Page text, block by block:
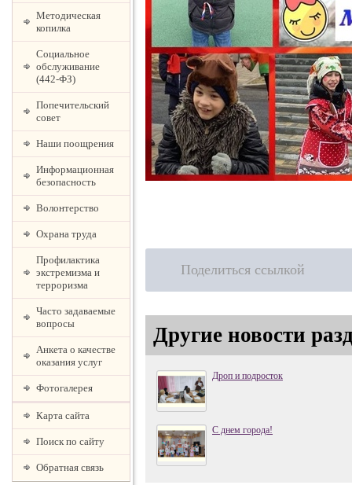
Методическая
копилка
Социальное
обслуживание
(442-ФЗ)
Попечительский
совет
Наши поощрения
Информационная
безопасность
Волонтерство
Охрана труда
Профилактика
экстремизма и
терроризма
Часто задаваемые
вопросы
Анкета о качестве
оказания услуг
Фотогалерея
Карта сайта
Поиск по сайту
Обратная связь
Поделиться ссылкой
Другие новости
Дроп и подросток
С днем города!